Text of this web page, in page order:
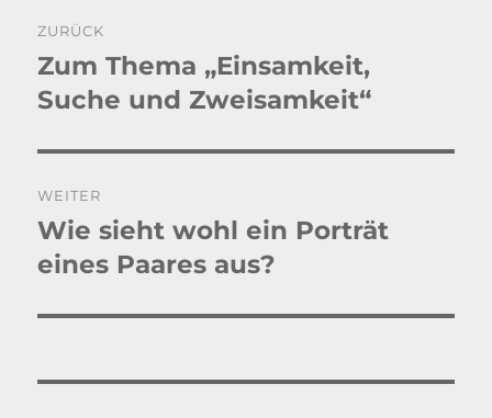
ZURÜCK
Vorheriger
Beitrag:
Zum Thema „Einsamkeit,
Suche und Zweisamkeit“
WEITER
Nächster
Beitrag:
Wie sieht wohl ein Porträt
eines Paares aus?